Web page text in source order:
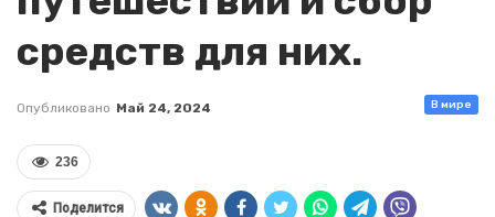
средств для них.
В мире
Опубликовано Май 24, 2024
236
Поделится